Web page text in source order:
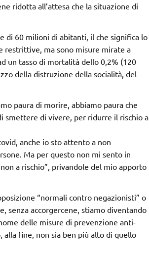
ridotta all’attesa che la situazione di
di 60 milioni di abitanti, il che significa lo
restrittive, ma sono misure mirate a
un tasso di mortalità dello 0,2% (120
della distruzione della socialità, del
paura di morire, abbiamo paura che
smettere di vivere, per ridurre il rischio a
anche io sto attento a non
Ma per questo non mi sento in
a rischio”, privandole del mio apporto
“normali contro negazionisti” o
senza accorgercene, stiamo diventando
delle misure di prevenzione anti-
alla fine, non sia ben più alto di quello